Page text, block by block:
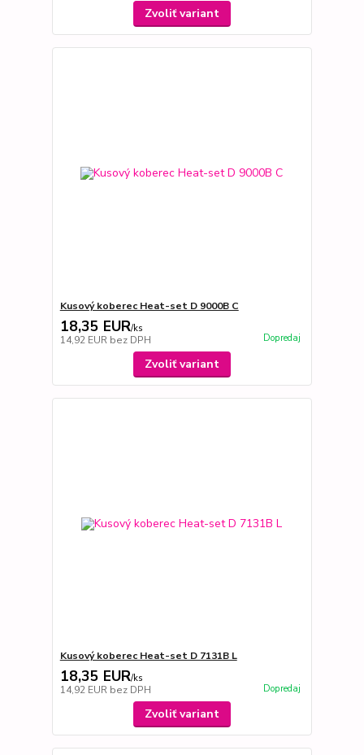
Zvoliť variant
Kusový koberec Heat-set D 9000B C
18,35 EUR/ks
14,92 EUR bez DPH Dopredaj
Zvoliť variant
Kusový koberec Heat-set D 7131B L
18,35 EUR/ks
14,92 EUR bez DPH Dopredaj
Zvoliť variant